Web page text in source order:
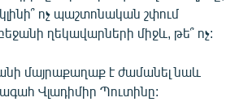
ոչ պաշտոնական շփում
ղեկավարների միջև, թե՞ ոչ:
մայրաքաղաք է ժամանել նաև
Վլադիմիր Պուտինը: